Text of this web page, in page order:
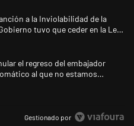
más comentarios en los últimos
"El Senado dio media sanción a
a la Inviolabilidad de la
tuvo que ceder en la Ley
"Tensión Lula-Milei: “Anular el
el regreso del embajador
al que no estamos
Gestionado por